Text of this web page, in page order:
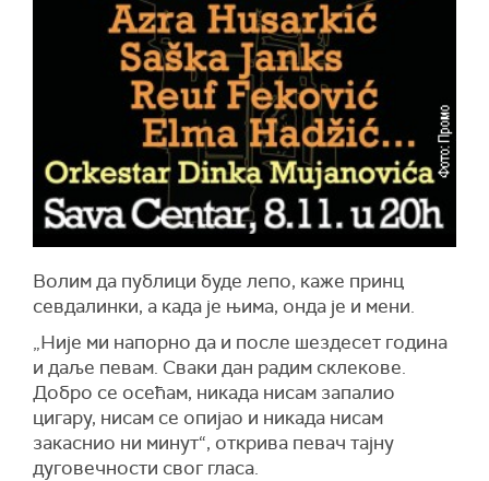
Волим да публици буде лепо, каже принц
севдалинки, а када је њима, онда је и мени.
„Није ми напорно да и после шездесет година
и даље певам. Сваки дан радим склекове.
Добро се осећам, никада нисам запалио
цигару, нисам се опијао и никада нисам
закаснио ни минут“, открива певач тајну
дуговечности свог гласа.